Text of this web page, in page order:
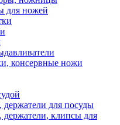
для ножей
консервные ножи
держатели для посуды
держатели, клипсы для